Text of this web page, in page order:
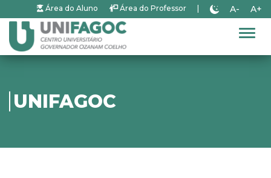
Área do Aluno Área do Professor A- A+
UNIFAGOC